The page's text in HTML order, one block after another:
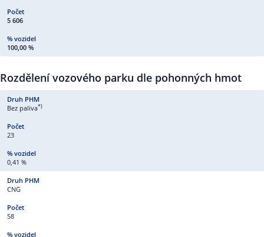
5 606
100,00 %
Rozdělení vozového parku dle pohonných hmot
Bez paliva*)
23
0,41 %
CNG
58